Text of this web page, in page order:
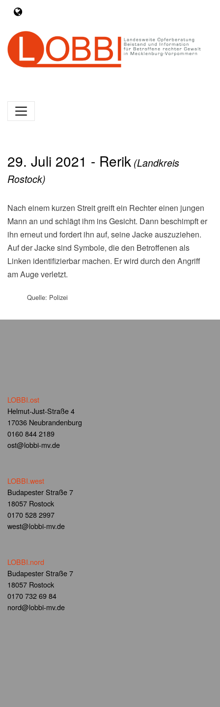
29. Juli 2021 - Rerik (Landkreis
Rostock)
Nach einem kurzen Streit greift ein Rechter einen jungen
Mann an und schlägt ihm ins Gesicht. Dann beschimpft er
ihn erneut und fordert ihn auf, seine Jacke auszuziehen.
Auf der Jacke sind Symbole, die den Betroffenen als
Linken identifizierbar machen. Er wird durch den Angriff
am Auge verletzt.
Quelle: Polizei
LOBBI.ost
Helmut-Just-Straße 4
17036 Neubrandenburg
0160 844 2189
ost@lobbi-mv.de
LOBBI.west
Budapester Straße 7
18057 Rostock
0170 528 2997
west@lobbi-mv.de
LOBBI.nord
Budapester Straße 7
18057 Rostock
0170 732 69 84
nord@lobbi-mv.de